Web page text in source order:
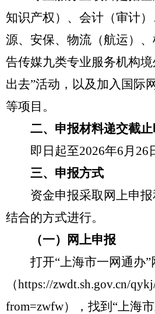
知识产权）、会计（审计
源、安保、物流（航运）
告传媒九类专业服务机构
出去”活动，以及加入国际
等项目。
二、申报材料递交截止
即日起至2026年6月26
三、申报方式
资金申报采取网上申报
结合的方式进行。
（一）网上申报
打开“上海市一网通办”
（https://zwdt.sh.gov.cn/
from=zwfw），找到“上海